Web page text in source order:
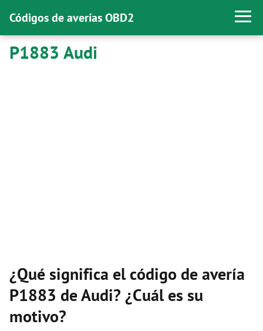
Códigos de averías OBD2
P1883 Audi
¿Qué significa el código de avería
P1883 de Audi? ¿Cuál es su
motivo?